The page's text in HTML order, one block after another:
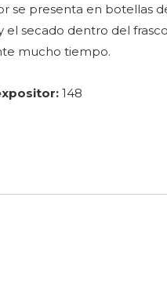
se presenta en botellas
el secado dentro del
mucho tiempo.
148